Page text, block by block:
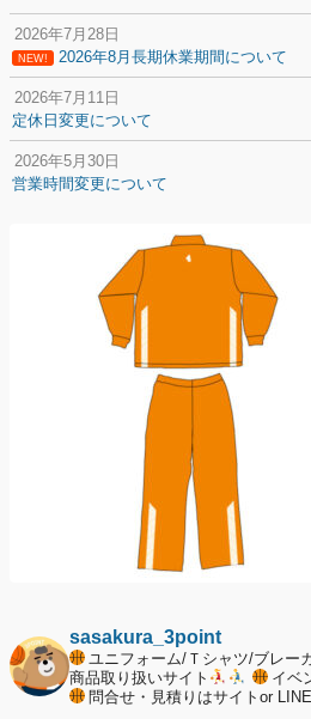
2026年7月28日
NEW! 2026年8月長期休業期間について
2026年7月11日
定休日変更について
2026年5月30日
営業時間変更について
納期遅延について
2025年12月11日
年末年始の休業期間について
sasakura_3point
ユニフォーム/Ｔシャツ/ブレー
商品取り扱いサイト
イベ
問合せ・見積りはサイトor